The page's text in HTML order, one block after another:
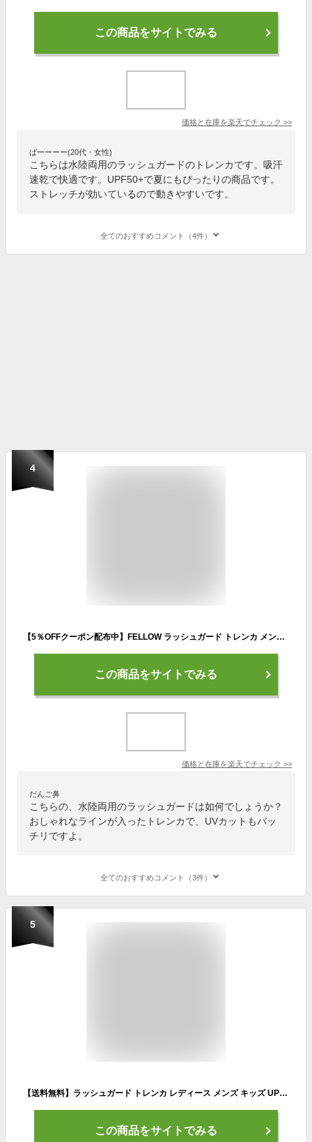
この商品をサイトでみる
価格と在庫を楽天でチェック >>
ばーーーー(20代・女性)
こちらは水陸両用のラッシュガードのトレンカです。吸汗
速乾で快適です。UPF50+で夏にもぴったりの商品です。
ストレッチが効いているので動きやすいです。
全てのおすすめコメント（4件）
4
【5％OFFクーポン配布中】FELLOW ラッシュガード トレンカ メンズ UPF50+ S〜XXL UVカット率98% ラッシュ マリンカ 水陸両用 接触冷感 UVカット 紫外線対策 サーフィン マリンスポーツ
この商品をサイトでみる
価格と在庫を楽天でチェック >>
だんご鼻
こちらの、水陸両用のラッシュガードは如何でしょうか？
おしゃれなラインが入ったトレンカで、UVカットもバッ
チリですよ。
全てのおすすめコメント（3件）
5
【送料無料】ラッシュガード トレンカ レディース メンズ キッズ UPF50+ VAXPOT(バックスポット) ラッシュトレンカ VA-4403【ラッシュガード レギンス UVカット】【ラッシュガード パーカー ラッシュパーカー サーフパンツ マリンシューズ と一緒に】[返品交換不可]
この商品をサイトでみる